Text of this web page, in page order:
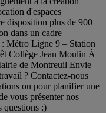
d'espaces
disposition plus de 900
dans un cadre
Métro Ligne 9 – Station
Collège Jean Moulin À
de Montreuil Envie
? Contactez-nous
ou pour planifier une
vous présenter nos
questions :)